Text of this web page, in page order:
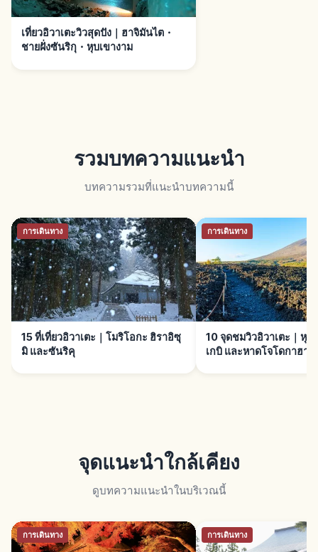
เที่ยวอิวาเตะวิวสุดปัง｜ฮาจิมันไต・
ชายฝั่งซันริกุ・หุบเขางาม
รวมบทความแนะนำ
บทความรวมที่แนะนำบทความนี้
การเดินทาง
15 ที่เที่ยวอิวาเตะ｜โมริโอกะ ฮิราอิซุ
มิ และซันริคุ
การเดินทาง
10 จุดชมวิวอิวาเตะ｜หุบ
เกบิ และหาดโจโดกาฮาม
จุดแนะนำใกล้เคียง
ดูบทความแนะนำในบริเวณนี้
การเดินทาง การเดินทาง